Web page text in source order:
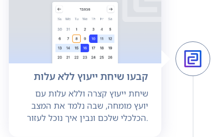
קבעו שיחת ייעוץ ללא עלות
שיחת ייעוץ קצרה וללא עלות עם
יועץ מומחה, שבה נלמד את המצב
הכלכלי שלכם ונבין איך נוכל לעזור.